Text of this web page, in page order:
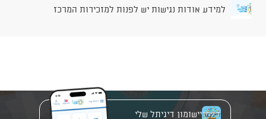
למידע אודות נגישות יש לפנות למזכירות המרכז
יישומון דיגיתל שלי